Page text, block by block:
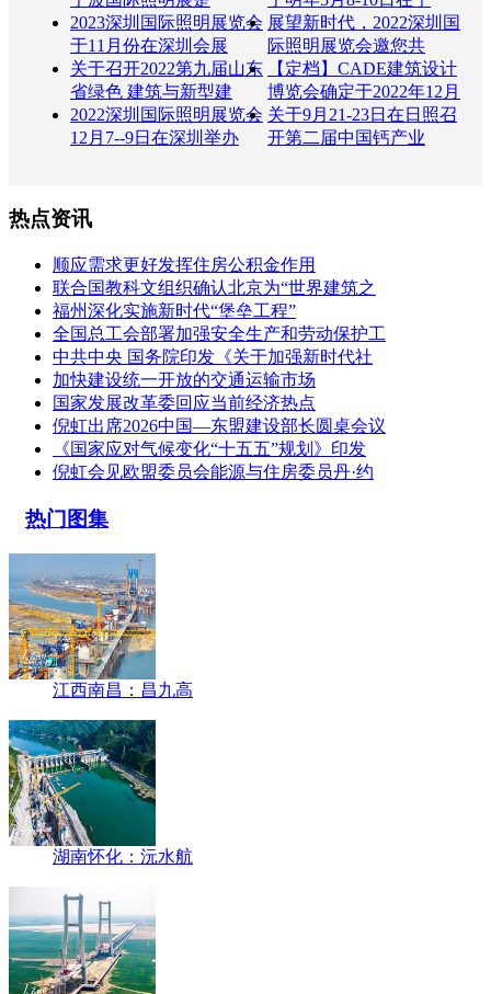
2023深圳国际照明展览会
于11月份在深圳会展
展望新时代，2022深圳国
际照明展览会邀您共
关于召开2022第九届山东
省绿色 建筑与新型建
【定档】CADE建筑设计
博览会确定于2022年12月
2022深圳国际照明展览会
12月7--9日在深圳举办
关于9月21-23日在日照召
开第二届中国钙产业
热点资讯
顺应需求更好发挥住房公积金作用
联合国教科文组织确认北京为“世界建筑之
福州深化实施新时代“堡垒工程”
全国总工会部署加强安全生产和劳动保护工
中共中央 国务院印发《关于加强新时代社
加快建设统一开放的交通运输市场
国家发展改革委回应当前经济热点
倪虹出席2026中国—东盟建设部长圆桌会议
《国家应对气候变化“十五五”规划》印发
倪虹会见欧盟委员会能源与住房委员丹·约
热门图集
江西南昌：昌九高
湖南怀化：沅水航